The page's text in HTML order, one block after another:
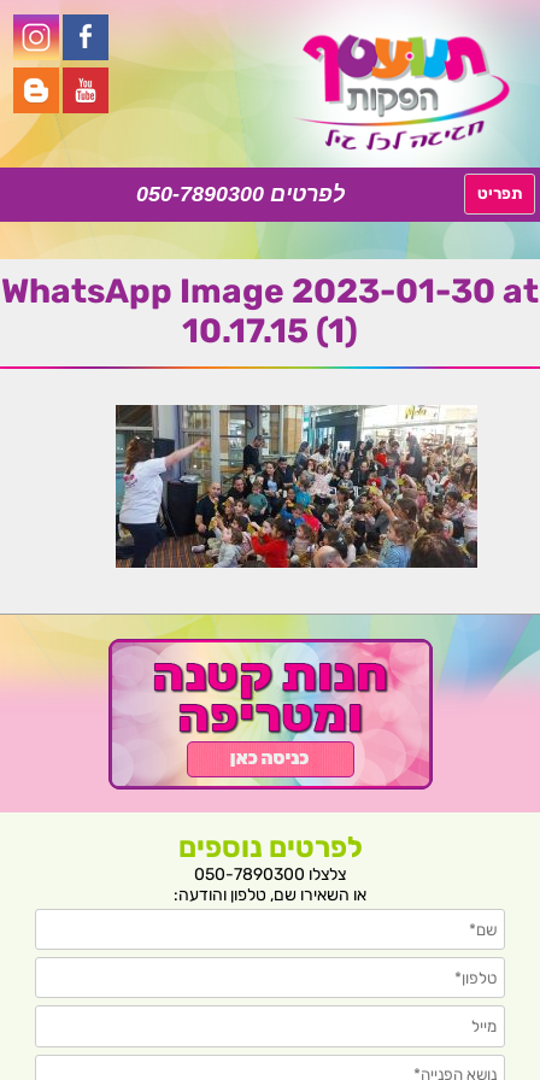
050-7890300 תפריט
לתוכן
WhatsApp Image 2023-01-30 at
10.17.15 (1)
לפרטים נוספים
צלצלו 050-7890300
או השאירו שם, טלפון והודעה: